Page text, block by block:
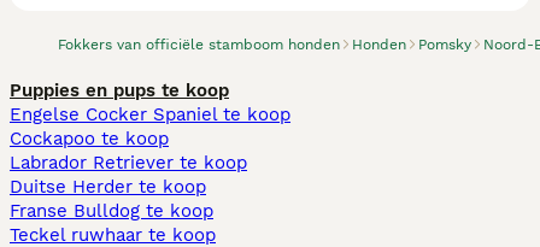
Fokkers van officiële stamboom honden Honden Pomsky Noord-
Puppies en pups te koop
Engelse Cocker Spaniel te koop
Cockapoo te koop
Labrador Retriever te koop
Duitse Herder te koop
Franse Bulldog te koop
Teckel ruwhaar te koop